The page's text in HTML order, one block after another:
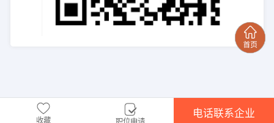
收藏
电话联系企业